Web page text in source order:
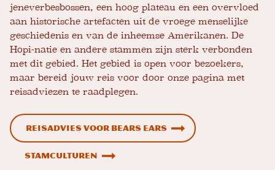
jeneverbesbossen, een hoog plateau en een overvloed
aan historische artefacten uit de vroege menselijke
geschiedenis en van de inheemse Amerikanen. De
Hopi-natie en andere stammen zijn sterk verbonden
met dit gebied. Het gebied is open voor bezoekers,
maar bereid jouw reis voor door onze pagina met
reisadviezen te raadplegen.
Reisadvies voor Bears Ears
Stamculturen